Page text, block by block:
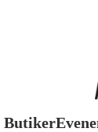
Butiker